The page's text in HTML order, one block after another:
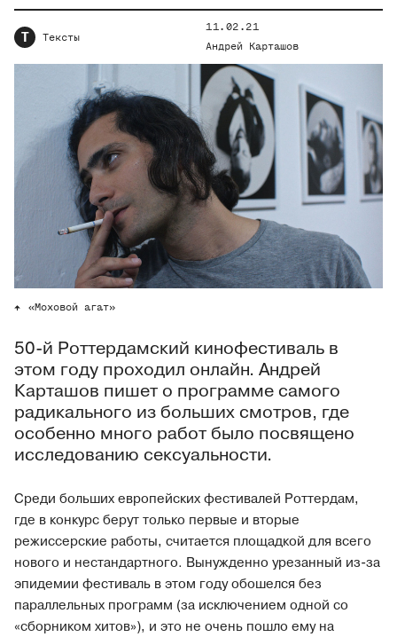
Т Тексты
11.02.21
Андрей Карташов
«Моховой агат»
50-й Роттердамский кинофестиваль в
этом году проходил онлайн. Андрей
Карташов пишет о программе самого
радикального из больших смотров, где
особенно много работ было посвящено
исследованию сексуальности.
Среди больших европейских фестивалей Роттердам,
где в конкурс берут только первые и вторые
режиссерские работы, считается площадкой для всего
нового и нестандартного. Вынужденно урезанный из-за
эпидемии фестиваль в этом году обошелся без
параллельных программ (за исключением одной со
«сборником хитов»), и это не очень пошло ему на